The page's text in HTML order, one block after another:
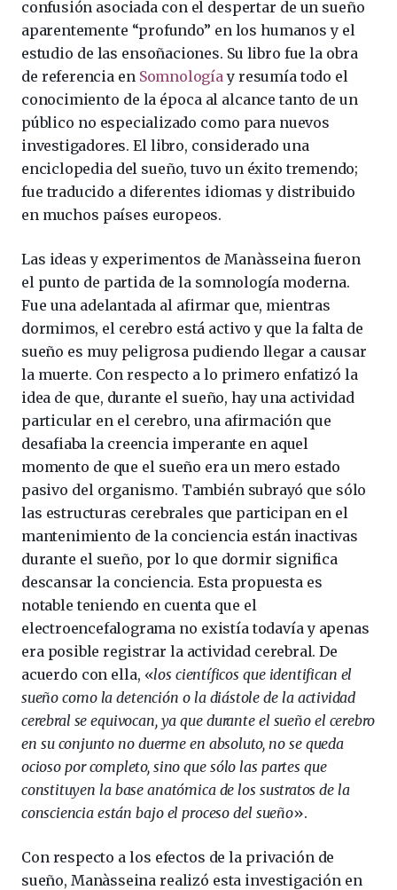
confusión asociada con el despertar de un sueño
aparentemente “profundo” en los humanos y el
estudio de las ensoñaciones. Su libro fue la obra
de referencia en Somnología y resumía todo el
conocimiento de la época al alcance tanto de un
público no especializado como para nuevos
investigadores. El libro, considerado una
enciclopedia del sueño, tuvo un éxito tremendo;
fue traducido a diferentes idiomas y distribuido
en muchos países europeos.
Las ideas y experimentos de Manàsseina fueron
el punto de partida de la somnología moderna.
Fue una adelantada al afirmar que, mientras
dormimos, el cerebro está activo y que la falta de
sueño es muy peligrosa pudiendo llegar a causar
la muerte. Con respecto a lo primero enfatizó la
idea de que, durante el sueño, hay una actividad
particular en el cerebro, una afirmación que
desafiaba la creencia imperante en aquel
momento de que el sueño era un mero estado
pasivo del organismo. También subrayó que sólo
las estructuras cerebrales que participan en el
mantenimiento de la conciencia están inactivas
durante el sueño, por lo que dormir significa
descansar la conciencia. Esta propuesta es
notable teniendo en cuenta que el
electroencefalograma no existía todavía y apenas
era posible registrar la actividad cerebral. De
acuerdo con ella, «los científicos que identifican el
sueño como la detención o la diástole de la actividad
cerebral se equivocan, ya que durante el sueño el cerebro
en su conjunto no duerme en absoluto, no se queda
ocioso por completo, sino que sólo las partes que
constituyen la base anatómica de los sustratos de la
consciencia están bajo el proceso del sueño».
Con respecto a los efectos de la privación de
sueño, Manàsseina realizó esta investigación en